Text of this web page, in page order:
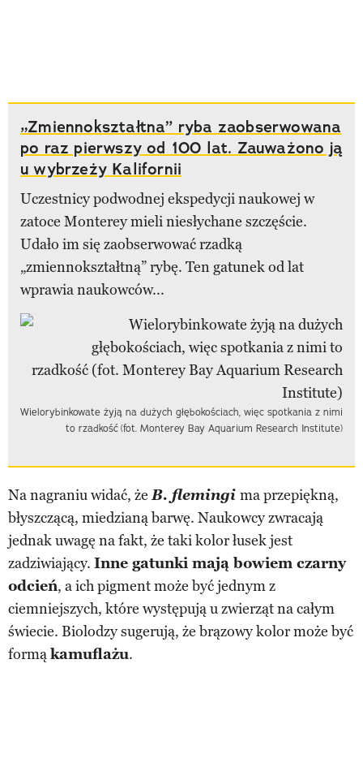
„Zmiennokształtna” ryba zaobserwowana
po raz pierwszy od 100 lat. Zauważono ją
u wybrzeży Kalifornii
Uczestnicy podwodnej ekspedycji naukowej w
zatoce Monterey mieli niesłychane szczęście.
Udało im się zaobserwować rzadką
„zmiennokształtną” rybę. Ten gatunek od lat
wprawia naukowców...
Wielorybinkowate żyją na dużych głębokościach, więc spotkania z nimi
to rzadkość (fot. Monterey Bay Aquarium Research Institute)
Na nagraniu widać, żeB. flemingi ma przepiękną,
błyszczącą, miedzianą barwę. Naukowcy zwracają
jednak uwagę na fakt, że taki kolor łusek jest
zadziwiający. Inne gatunki mają bowiem czarny
odcień, a ich pigment może być jednym z
ciemniejszych, które występują u zwierząt na całym
świecie. Biolodzy sugerują, że brązowy kolor może być
formąkamuflażu.